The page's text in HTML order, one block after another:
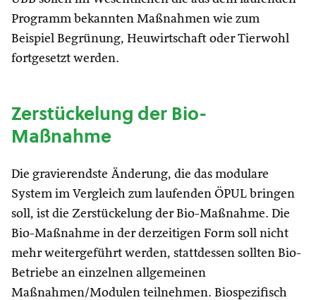
Programm bekannten Maßnahmen wie zum
Beispiel Begrünung, Heuwirtschaft oder Tierwohl
fortgesetzt werden.
Zerstückelung der Bio-
Maßnahme
Die gravierendste Änderung, die das modulare
System im Vergleich zum laufenden ÖPUL bringen
soll, ist die Zerstückelung der Bio-Maßnahme. Die
Bio-Maßnahme in der derzeitigen Form soll nicht
mehr weitergeführt werden, stattdessen sollten Bio-
Betriebe an einzelnen allgemeinen
Maßnahmen/Modulen teilnehmen. Biospezifisch